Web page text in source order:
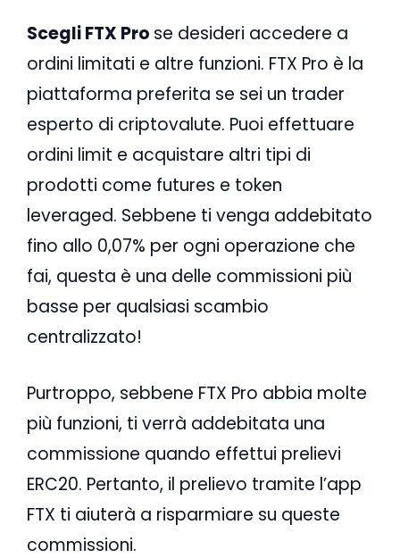
Scegli FTX Pro se desideri accedere a
ordini limitati e altre funzioni. FTX Pro è la
piattaforma preferita se sei un trader
esperto di criptovalute. Puoi effettuare
ordini limit e acquistare altri tipi di
prodotti come futures e token
leveraged. Sebbene ti venga addebitato
fino allo 0,07% per ogni operazione che
fai, questa è una delle commissioni più
basse per qualsiasi scambio
centralizzato!
Purtroppo, sebbene FTX Pro abbia molte
più funzioni, ti verrà addebitata una
commissione quando effettui prelievi
ERC20. Pertanto, il prelievo tramite l’app
FTX ti aiuterà a risparmiare su queste
commissioni.